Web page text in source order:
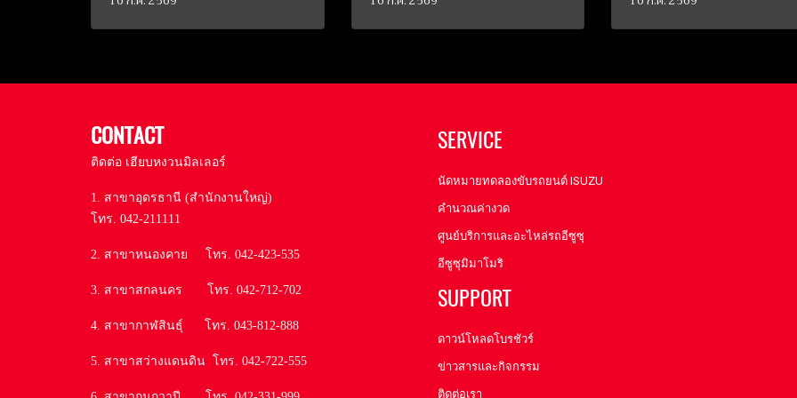
CONTACT
ติดต่อ เฮียบหงวนมิลเลอร์
1. สาขาอุดรธานี (สำนักงานใหญ่)
โทร. 042-211111
2. สาขาหนองคาย โทร. 042-423-535
3. สาขาสกลนคร โทร. 042-712-702
4. สาขากาฬสินธุ์ โทร. 043-812-888
5. สาขาสว่างแดนดิน โทร. 042-722-555
SERVICE
นัดหมายทดลองขับรถยนต์ ISUZU
คำนวณค่างวด
ศูนย์บริการและอะไหล่รถอีซูซุ
อีซูซุมิมาโมริ
SUPPORT
ดาวน์โหลดโบรชัวร์
ข่าวสารและกิจกรรม
ติดต่อเรา